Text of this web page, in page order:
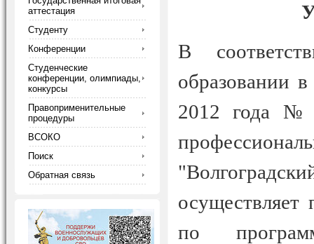
В
образовании
2012 года №
осуществляет
по
аттестация
Студенту
Конференции
Студенческие
конференции, олимпиады,
конкурсы
Правоприменительные
процедуры
ВСОКО
Поиск
Обратная связь